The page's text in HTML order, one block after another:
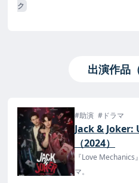
ク
出演作品
#助演 #ドラマ
Jack &
（2024）
『Love
マ。